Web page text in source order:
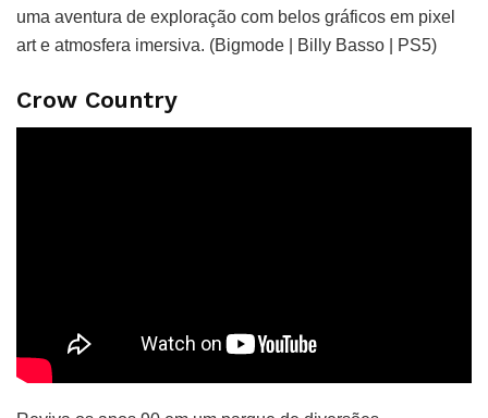
uma aventura de exploração com belos gráficos em pixel
art e atmosfera imersiva. (Bigmode | Billy Basso | PS5)
Crow Country